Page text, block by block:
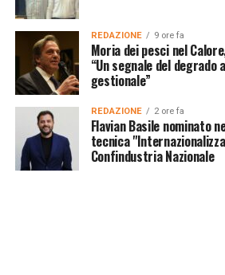
REDAZIONE 9 ore fa
Moria dei pesci nel
“Un segnale del degrado
gestionale”
REDAZIONE 2 ore fa
Flavian Basile nominato
tecnica
Confindustria Nazionale